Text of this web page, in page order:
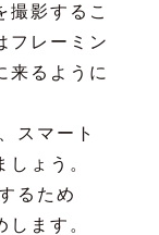
撮影するこ
フレーミン
来るように
スマート
ょう。
るため
ます。